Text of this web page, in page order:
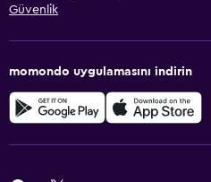
Güvenlik
momondo uygulamasını indirin